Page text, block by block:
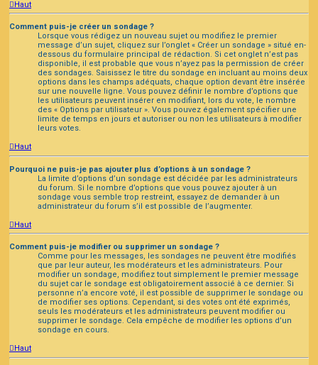
Haut
Comment puis-je créer un sondage ?
Lorsque vous rédigez un nouveau sujet ou modifiez le premier
message d’un sujet, cliquez sur l’onglet « Créer un sondage » situé en-
dessous du formulaire principal de rédaction. Si cet onglet n’est pas
disponible, il est probable que vous n’ayez pas la permission de créer
des sondages. Saisissez le titre du sondage en incluant au moins deux
options dans les champs adéquats, chaque option devant être insérée
sur une nouvelle ligne. Vous pouvez définir le nombre d’options que
les utilisateurs peuvent insérer en modifiant, lors du vote, le nombre
des « Options par utilisateur ». Vous pouvez également spécifier une
limite de temps en jours et autoriser ou non les utilisateurs à modifier
leurs votes.
Haut
Pourquoi ne puis-je pas ajouter plus d’options à un sondage ?
La limite d’options d’un sondage est décidée par les administrateurs
du forum. Si le nombre d’options que vous pouvez ajouter à un
sondage vous semble trop restreint, essayez de demander à un
administrateur du forum s’il est possible de l’augmenter.
Haut
Comment puis-je modifier ou supprimer un sondage ?
Comme pour les messages, les sondages ne peuvent être modifiés
que par leur auteur, les modérateurs et les administrateurs. Pour
modifier un sondage, modifiez tout simplement le premier message
du sujet car le sondage est obligatoirement associé à ce dernier. Si
personne n’a encore voté, il est possible de supprimer le sondage ou
de modifier ses options. Cependant, si des votes ont été exprimés,
seuls les modérateurs et les administrateurs peuvent modifier ou
supprimer le sondage. Cela empêche de modifier les options d’un
sondage en cours.
Haut